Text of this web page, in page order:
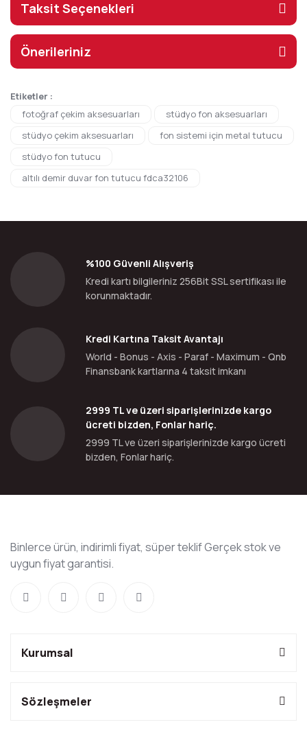
Taksit Seçenekleri
Önerileriniz
Etiketler :
fotoğraf çekim aksesuarları
stüdyo fon aksesuarları
stüdyo çekim aksesuarları
fon sistemi için metal tutucu
stüdyo fon tutucu
altılı demir duvar fon tutucu fdca32106
%100 Güvenli Alışveriş
Kredi kartı bilgileriniz 256Bit SSL sertifikası ile
korunmaktadır.
Kredi Kartına Taksit Avantajı
World - Bonus - Axis - Paraf - Maximum - Qnb
Finansbank kartlarına 4 taksit imkanı
2999 TL ve üzeri siparişlerinizde kargo
ücreti bizden, Fonlar hariç.
2999 TL ve üzeri siparişlerinizde kargo ücreti
bizden, Fonlar hariç.
Binlerce ürün, indirimli fiyat, süper teklif Gerçek stok ve
uygun fiyat garantisi.
Kurumsal
Sözleşmeler